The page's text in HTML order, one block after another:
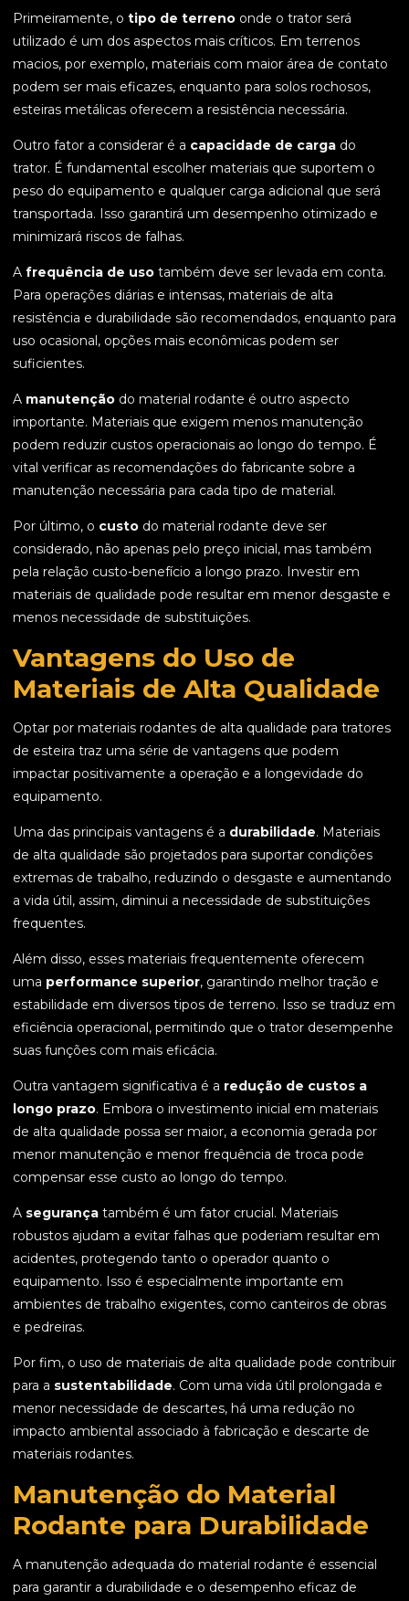
Primeiramente, o tipo de terreno onde o trator será
utilizado é um dos aspectos mais críticos. Em terrenos
macios, por exemplo, materiais com maior área de contato
podem ser mais eficazes, enquanto para solos rochosos,
esteiras metálicas oferecem a resistência necessária.
Outro fator a considerar é a capacidade de carga do
trator. É fundamental escolher materiais que suportem o
peso do equipamento e qualquer carga adicional que será
transportada. Isso garantirá um desempenho otimizado e
minimizará riscos de falhas.
A frequência de uso também deve ser levada em conta.
Para operações diárias e intensas, materiais de alta
resistência e durabilidade são recomendados, enquanto para
uso ocasional, opções mais econômicas podem ser
suficientes.
A manutenção do material rodante é outro aspecto
importante. Materiais que exigem menos manutenção
podem reduzir custos operacionais ao longo do tempo. É
vital verificar as recomendações do fabricante sobre a
manutenção necessária para cada tipo de material.
Por último, o custo do material rodante deve ser
considerado, não apenas pelo preço inicial, mas também
pela relação custo-benefício a longo prazo. Investir em
materiais de qualidade pode resultar em menor desgaste e
menos necessidade de substituições.
Vantagens do Uso de
Materiais de Alta Qualidade
Optar por materiais rodantes de alta qualidade para tratores
de esteira traz uma série de vantagens que podem
impactar positivamente a operação e a longevidade do
equipamento.
Uma das principais vantagens é a durabilidade. Materiais
de alta qualidade são projetados para suportar condições
extremas de trabalho, reduzindo o desgaste e aumentando
a vida útil, assim, diminui a necessidade de substituições
frequentes.
Além disso, esses materiais frequentemente oferecem
uma performance superior, garantindo melhor tração e
estabilidade em diversos tipos de terreno. Isso se traduz em
eficiência operacional, permitindo que o trator desempenhe
suas funções com mais eficácia.
Outra vantagem significativa é a redução de custos a
longo prazo. Embora o investimento inicial em materiais
de alta qualidade possa ser maior, a economia gerada por
menor manutenção e menor frequência de troca pode
compensar esse custo ao longo do tempo.
A segurança também é um fator crucial. Materiais
robustos ajudam a evitar falhas que poderiam resultar em
acidentes, protegendo tanto o operador quanto o
equipamento. Isso é especialmente importante em
ambientes de trabalho exigentes, como canteiros de obras
e pedreiras.
Por fim, o uso de materiais de alta qualidade pode contribuir
para a sustentabilidade. Com uma vida útil prolongada e
menor necessidade de descartes, há uma redução no
impacto ambiental associado à fabricação e descarte de
materiais rodantes.
Manutenção do Material
Rodante para Durabilidade
A manutenção adequada do material rodante é essencial
para garantir a durabilidade e o desempenho eficaz de